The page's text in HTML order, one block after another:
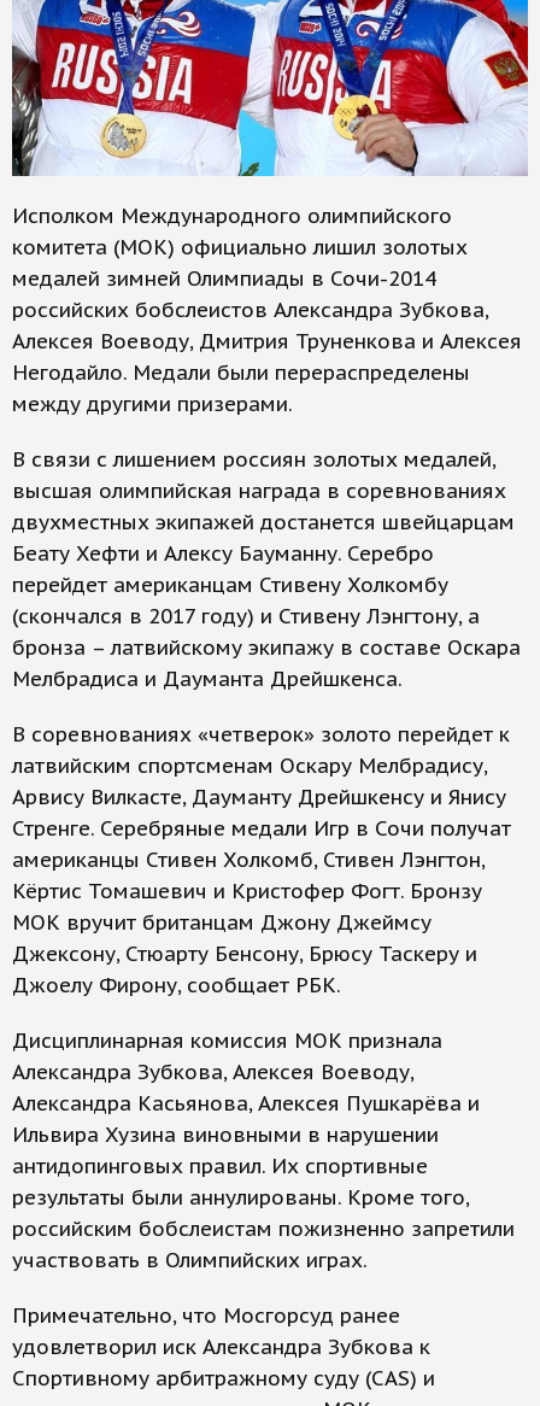
Исполком Международного олимпийского
комитета (МОК) официально лишил золотых
медалей зимней Олимпиады в Сочи-2014
российских бобслеистов Александра Зубкова,
Алексея Воеводу, Дмитрия Труненкова и Алексея
Негодайло. Медали были перераспределены
между другими призерами.
В связи с лишением россиян золотых медалей,
высшая олимпийская награда в соревнованиях
двухместных экипажей достанется швейцарцам
Беату Хефти и Алексу Бауманну. Серебро
перейдет американцам Стивену Холкомбу
(скончался в 2017 году) и Стивену Лэнгтону, а
бронза – латвийскому экипажу в составе Оскара
Мелбрадиса и Дауманта Дрейшкенса.
В соревнованиях «четверок» золото перейдет к
латвийским спортсменам Оскару Мелбрадису,
Арвису Вилкасте, Дауманту Дрейшкенсу и Янису
Стренге. Серебряные медали Игр в Сочи получат
американцы Стивен Холкомб, Стивен Лэнгтон,
Кёртис Томашевич и Кристофер Фогт. Бронзу
МОК вручит британцам Джону Джеймсу
Джексону, Стюарту Бенсону, Брюсу Таскеру и
Джоелу Фирону, сообщает РБК.
Дисциплинарная комиссия МОК признала
Александра Зубкова, Алексея Воеводу,
Александра Касьянова, Алексея Пушкарёва и
Ильвира Хузина виновными в нарушении
антидопинговых правил. Их спортивные
результаты были аннулированы. Кроме того,
российским бобслеистам пожизненно запретили
участвовать в Олимпийских играх.
Примечательно, что Мосгорсуд ранее
удовлетворил иск Александра Зубкова к
Спортивному арбитражному суду (CAS) и